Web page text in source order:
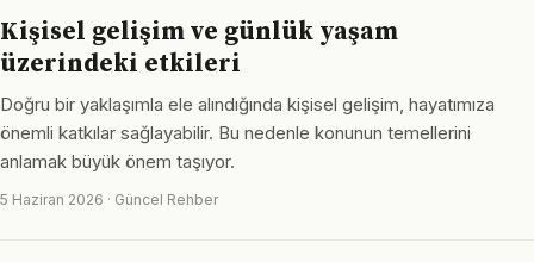
Kişisel gelişim ve günlük yaşam
üzerindeki etkileri
Doğru bir yaklaşımla ele alındığında kişisel gelişim, hayatımıza
önemli katkılar sağlayabilir. Bu nedenle konunun temellerini
anlamak büyük önem taşıyor.
5 Haziran 2026 · Güncel Rehber